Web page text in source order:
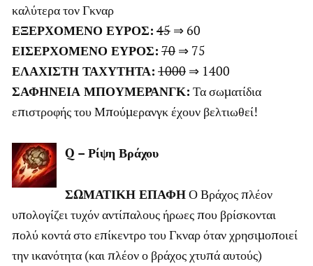
καλύτερα τον Γκναρ
ΕΞΕΡΧΟΜΕΝΟ ΕΥΡΟΣ: 45 ⇒ 60
ΕΙΣΕΡΧΟΜΕΝΟ ΕΥΡΟΣ: 70 ⇒ 75
ΕΛΑΧΙΣΤΗ ΤΑΧΥΤΗΤΑ: 1000 ⇒ 1400
ΣΑΦΗΝΕΙΑ ΜΠΟΥΜΕΡΑΝΓΚ: Τα σωματίδια
επιστροφής του Μπούμερανγκ έχουν βελτιωθεί!
Q – Ρίψη Βράχου
ΣΩΜΑΤΙΚΗ ΕΠΑΦΗΟ Βράχος πλέον
υπολογίζει τυχόν αντίπαλους ήρωες που βρίσκονται
πολύ κοντά στο επίκεντρο του Γκναρ όταν χρησιμοποιεί
την ικανότητα (και πλέον ο βράχος χτυπά αυτούς)